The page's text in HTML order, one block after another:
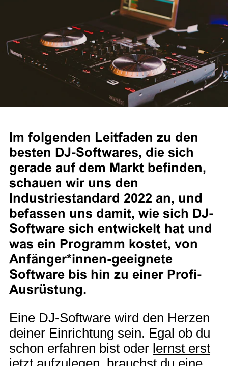
Im folgenden Leitfaden zu den
besten DJ-Softwares, die sich
gerade auf dem Markt befinden,
schauen wir uns den
Industriestandard 2022 an, und
befassen uns damit, wie sich DJ-
Software sich entwickelt hat und
was ein Programm kostet, von
Anfänger*innen-geeignete
Software bis hin zu einer Profi-
Ausrüstung.
Eine DJ-Software wird den Herzen
deiner Einrichtung sein. Egal ob du
schon erfahren bist oder lernst erst